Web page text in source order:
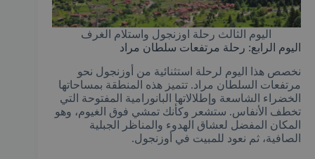
اليوم الثالث رحلة اوزنجول واستلام الغرف
اليوم الرابع: رحلة مرتفعات سلطان مراد
نخصص هذا اليوم لرحلة استثنائية من أوزنجول نحو
مرتفعات السلطان مراد. تتميز هذه المنطقة بمساحاتها
الخضراء الشاسعة وإطلالاتها البانورامية المفتوحة التي
تخطف الأنفاس. ستشعر وكأنك تمشي فوق الغيوم، وهو
المكان المفضل لعشاق الهدوء والمناظر الجبلية
الصافية، ثم نعود للمبيت في أوزنجول.